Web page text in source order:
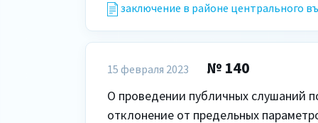
заключение в районе центрального
15 февраля 2023 № 140
О проведении публичных слушаний
отклонение от предельных